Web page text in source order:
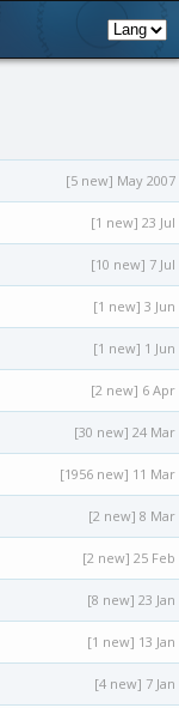
[5 new] May 2007
[1 new] 23 Jul
[10 new] 7 Jul
[1 new] 3 Jun
[1 new] 1 Jun
[2 new] 6 Apr
[30 new] 24 Mar
[1956 new] 11 Mar
[2 new] 8 Mar
[2 new] 25 Feb
[8 new] 23 Jan
[1 new] 13 Jan
[4 new] 7 Jan